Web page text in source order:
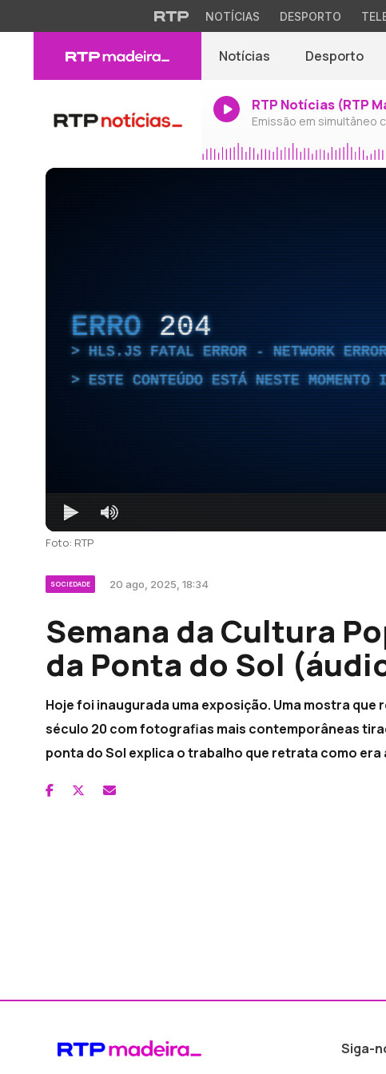
NOTÍCIAS DESPORTO
Notícias Desporto
RTP Notícias (RTP
Emissão em simultâneo
ERRO 204
HLS.JS FATAL ERROR - NETWORK
ESTE CONTEÚDO ESTÁ NESTE MOMENTO
Foto: RTP
SOCIEDADE 20 ago, 2025, 18:34
Semana da Cultura
da Ponta do Sol
Hoje foi inaugurada uma exposição. Uma mostra
século 20 com fotografias mais contemporâneas
ponta do Sol explica o trabalho que retrata como
Siga-